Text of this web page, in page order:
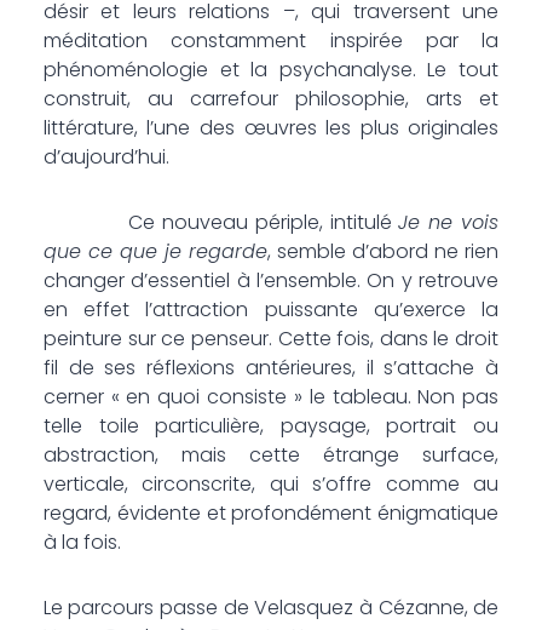
désir et leurs relations –, qui traversent une
méditation constamment inspirée par la
phénoménologie et la psychanalyse. Le tout
construit, au carrefour philosophie, arts et
littérature, l’une des œuvres les plus originales
d’aujourd’hui.
Ce nouveau périple, intituléJe ne vois
que ce que je regarde, semble d’abord ne rien
changer d’essentiel à l’ensemble. On y retrouve
en effet l’attraction puissante qu’exerce la
peinture sur ce penseur. Cette fois, dans le droit
fil de ses réflexions antérieures, il s’attache à
cerner « en quoi consiste » le tableau. Non pas
telle toile particulière, paysage, portrait ou
abstraction, mais cette étrange surface,
verticale, circonscrite, qui s’offre comme au
regard, évidente et profondément énigmatique
à la fois.
Le parcours passe de Velasquez à Cézanne, de